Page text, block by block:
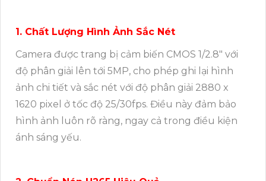
1. Chất Lượng Hình Ảnh Sắc Nét
Camera được trang bị cảm biến CMOS 1/2.8" với
độ phân giải lên tới 5MP, cho phép ghi lại hình
ảnh chi tiết và sắc nét với độ phân giải 2880 x
1620 pixel ở tốc độ 25/30fps. Điều này đảm bảo
hình ảnh luôn rõ ràng, ngay cả trong điều kiện
ánh sáng yếu.